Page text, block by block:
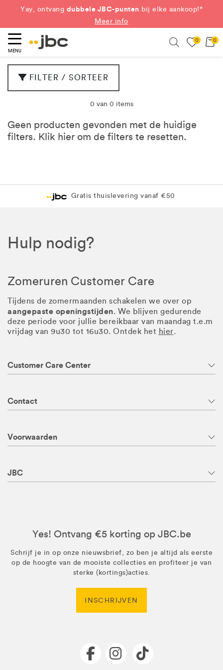
Yay, ontvang dubbele JBC-punten bij elke aankoop!*
Meer info
MENU
0 0
FILTER / SORTEER
0 van 0 items
Geen producten gevonden met de huidige
filters. Klik hier om de filters te resetten.
Gratis thuislevering vanaf €50
Hulp nodig?
Zomeruren Customer Care
Tijdens de zomermaanden schakelen we over op
aangepaste openingstijden. We blijven gedurende
deze periode voor jullie bereikbaar van maandag t.e.m
vrijdag van 9u30 tot 16u30. Ontdek het hier.
Customer Care Center
Contact
Voorwaarden
JBC
Yes! Ontvang €5 korting op JBC.be
Schrijf je in op onze nieuwsbrief, zo ben je altijd als eerste
op de hoogte van de mooiste collecties en profiteer je van
sterke (kortings)acties.
INSCHRIJVEN